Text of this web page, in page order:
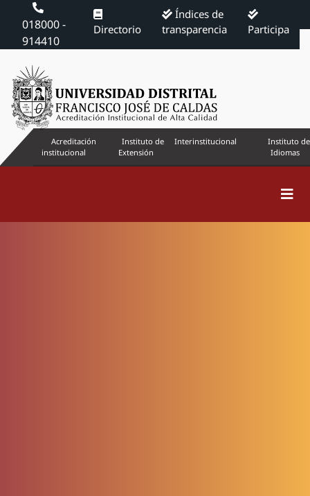
018000 -
914410
Directorio
Índices de
transparencia
Participa
Acreditación
institucional
Instituto de
Extensión
Interinstitucional
Instituto de
Idiomas